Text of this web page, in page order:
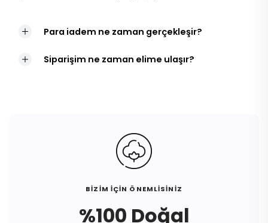
Para iadem ne zaman gerçekleşir?
Siparişim ne zaman elime ulaşır?
BİZİM İÇİN ÖNEMLİSİNİZ
%100 Doğal